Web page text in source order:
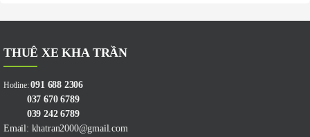
THUÊ XE KHA TRẦN
Hotline:091 688 2306
037 670 6789
039 242 6789
Email: khatran2000@gmail.com